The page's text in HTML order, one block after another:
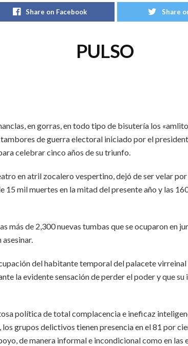
Share on Facebook Share
PULSO
en gorras, en todo tipo de bisutería los
de guerra electoral iniciado por el
celebrar cinco años de su triunfo.
en atril zocalero vespertino, dejó de ser velar
15 mil muertes en la mitad del presente año y las
más de 2,300 nuevas tumbas que se ocuparon en
asesinar.
del habitante temporal del palacete virreinal
la evidente sensación de perder el poder y que
política de total complacencia e ineficaz
los grupos delictivos tienen presencia en el 81 por
de manera informal e incondicional como en las